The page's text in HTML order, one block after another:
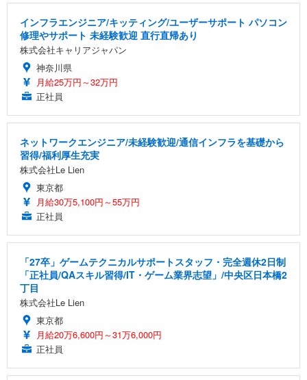
インフラエンジニア/キッティング/ユーザーサポート パソコン
修理やサポート 未経験歓迎 直行直帰あり
株式会社キャリアジャパン
神奈川県
月給25万円～32万円
正社員
ネットワークエンジニア/未経験歓迎/通信インフラを基礎から
習得/福利厚生充実
株式会社Le Lien
東京都
月給30万5,100円～55万円
正社員
「27卒」ゲームテクニカルサポートスタッフ・完全週休2日制
「正社員/QAスキル習得/IT・ゲーム業界志望」/中央区日本橋2
丁目
株式会社Le Lien
東京都
月給20万6,600円～31万6,000円
正社員